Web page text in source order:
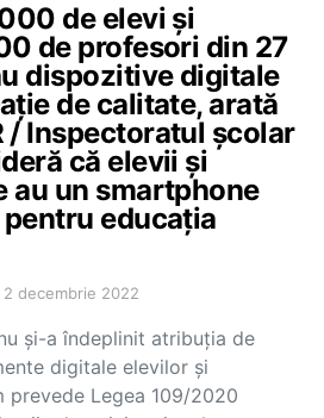
de elevi și
de profesori din 27
dispozitive digitale
de calitate, arată
/ Inspectoratul școlar
că elevii și
au un smartphone
educația
2 decembrie 2022
și-a îndeplinit atribuția de
digitale elevilor și
prevede Legea 109/2020